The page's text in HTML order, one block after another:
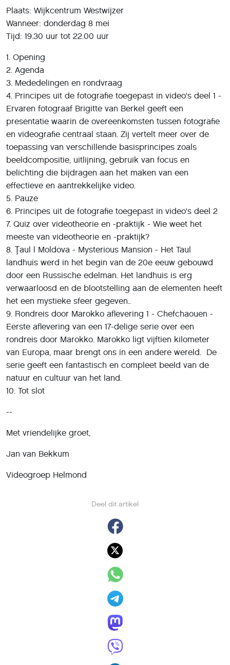
Deel dit artikel
Plaats: Wijkcentrum Westwijzer
Wanneer: donderdag 8 mei
Tijd: 19.30 uur tot 22.00 uur
1. Opening
2. Agenda
3. Mededelingen en rondvraag
4. Principes uit de fotografie toegepast in video's deel 1 -
Ervaren fotograaf Brigitte van Berkel geeft een
presentatie waarin de overeenkomsten tussen fotografie
en videografie centraal staan. Zij vertelt meer over de
toepassing van verschillende basisprincipes zoals
beeldcompositie, uitlijning, gebruik van focus en
belichting die bijdragen aan het maken van een
effectieve en aantrekkelijke video.
5. Pauze
6. Principes uit de fotografie toegepast in video's deel 2
7. Quiz over videotheorie en -praktijk - Wie weet het
meeste van videotheorie en -praktijk?
8. Ţaul | Moldova - Mysterious Mansion - Het Taul
landhuis werd in het begin van de 20e eeuw gebouwd
door een Russische edelman. Het landhuis is erg
verwaarloosd en de blootstelling aan de elementen heeft
het een mystieke sfeer gegeven..
9. Rondreis door Marokko aflevering 1 - Chefchaouen -
Eerste aflevering van een 17-delige serie over een
rondreis door Marokko. Marokko ligt vijftien kilometer
van Europa, maar brengt ons in een andere wereld. De
serie geeft een fantastisch en compleet beeld van de
natuur en cultuur van het land.
10. Tot slot
--
Met vriendelijke groet,
Jan van Bekkum
Videogroep Helmond